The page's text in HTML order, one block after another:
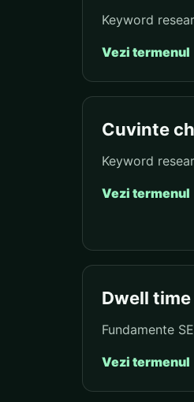
Keyword
Vezi termenul
Cuvinte
Keyword
Vezi termenul
Dwell time
Fundamente
Vezi termenul